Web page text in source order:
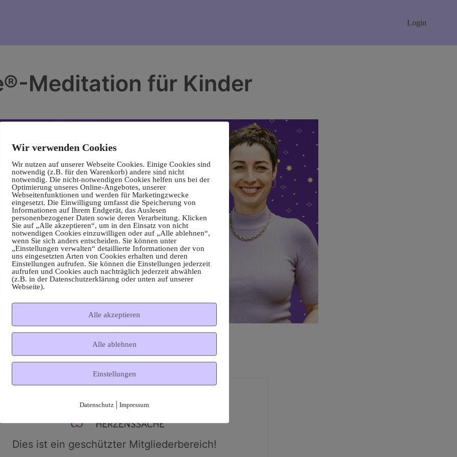
Login
Meditation für Kinder
Dies ist ein geschützter Mitgliederbereich!
Wir verwenden Cookies
Wir nutzen auf unserer Webseite Cookies. Einige Cookies sind
notwendig (z.B. für den Warenkorb) andere sind nicht
notwendig. Die nicht-notwendigen Cookies helfen uns bei der
Optimierung unseres Online-Angebotes, unserer
Webseitenfunktionen und werden für Marketingzwecke
eingesetzt. Die Einwilligung umfasst die Speicherung von
Informationen auf Ihrem Endgerät, das Auslesen
personenbezogener Daten sowie deren Verarbeitung. Klicken
Sie auf „Alle akzeptieren“, um in den Einsatz von nicht
notwendigen Cookies einzuwilligen oder auf „Alle ablehnen“,
wenn Sie sich anders entscheiden. Sie können unter
„Einstellungen verwalten“ detaillierte Informationen der von
uns eingesetzten Arten von Cookies erhalten und deren
Einstellungen aufrufen. Sie können die Einstellungen jederzeit
aufrufen und Cookies auch nachträglich jederzeit abwählen
(z.B. in der Datenschutzerklärung oder unten auf unserer
Webseite).
Alle akzeptieren
Alle ablehnen
Einstellungen
Datenschutz | Impressum